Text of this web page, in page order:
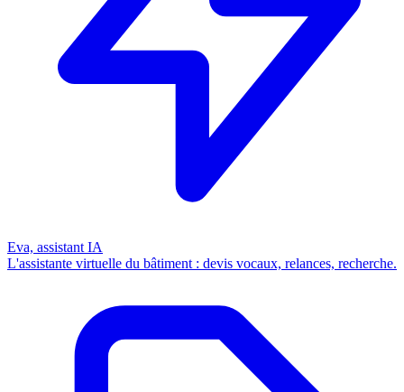
Eva, assistant IA
L'assistante virtuelle du bâtiment : devis vocaux, relances, recherche.